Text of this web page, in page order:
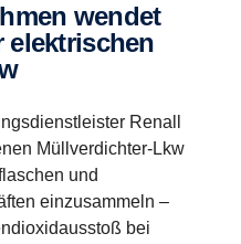
elektrischen
Renall
Müllverdichter-Lkw
und
einzusammeln –
bei